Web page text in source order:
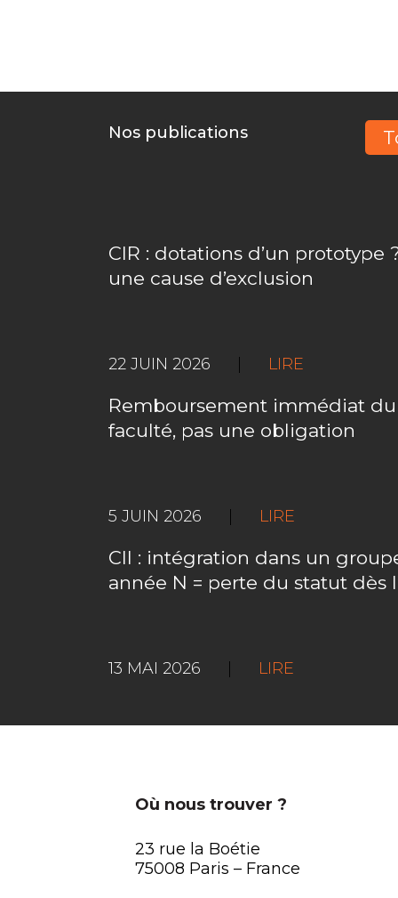
Nos publications
CIR : dotations d’un prototype
une cause d’exclusion
22 JUIN 2026 | LIRE
Remboursement immédiat du
faculté, pas une obligation
5 JUIN 2026 | LIRE
CII : intégration dans un
année N = perte du statut dès
13 MAI 2026 | LIRE
Où nous trouver ?
23 rue la Boétie
75008 Paris – France